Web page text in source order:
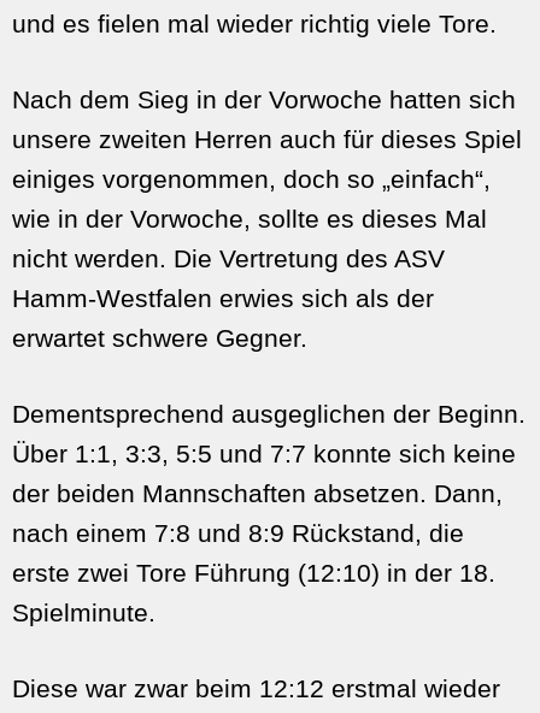
und es fielen mal wieder richtig viele Tore.
Nach dem Sieg in der Vorwoche hatten sich
unsere zweiten Herren auch für dieses Spiel
einiges vorgenommen, doch so „einfach“,
wie in der Vorwoche, sollte es dieses Mal
nicht werden. Die Vertretung des ASV
Hamm-Westfalen erwies sich als der
erwartet schwere Gegner.
Dementsprechend ausgeglichen der Beginn.
Über 1:1, 3:3, 5:5 und 7:7 konnte sich keine
der beiden Mannschaften absetzen. Dann,
nach einem 7:8 und 8:9 Rückstand, die
erste zwei Tore Führung (12:10) in der 18.
Spielminute.
Diese war zwar beim 12:12 erstmal wieder